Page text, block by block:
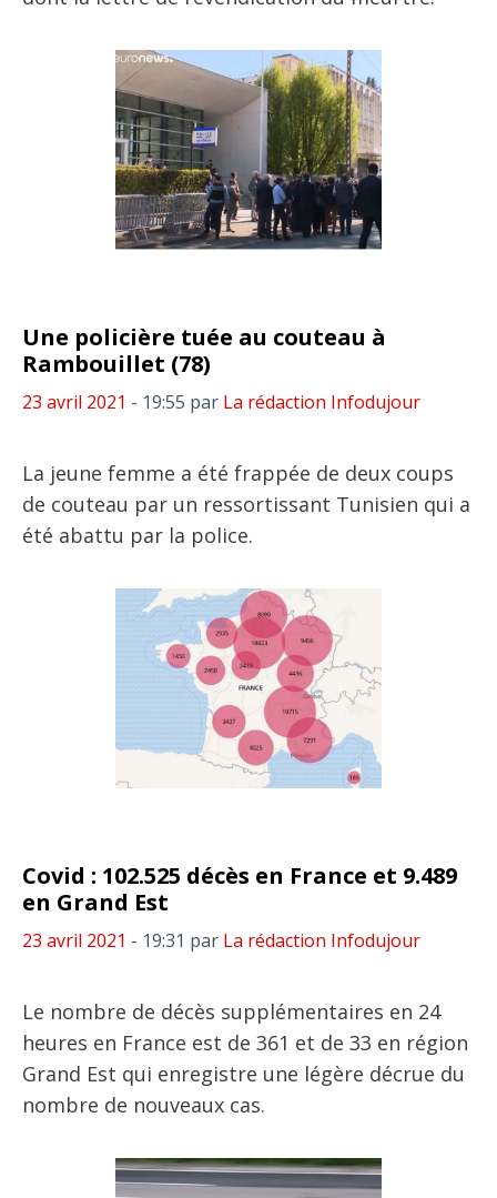
Une policière tuée au couteau à
Rambouillet (78)
23 avril 2021 - 19:55 par La rédaction Infodujour
La jeune femme a été frappée de deux coups
de couteau par un ressortissant Tunisien qui a
été abattu par la police.
Covid : 102.525 décès en France et 9.489
en Grand Est
23 avril 2021 - 19:31 par La rédaction Infodujour
Le nombre de décès supplémentaires en 24
heures en France est de 361 et de 33 en région
Grand Est qui enregistre une légère décrue du
nombre de nouveaux cas.